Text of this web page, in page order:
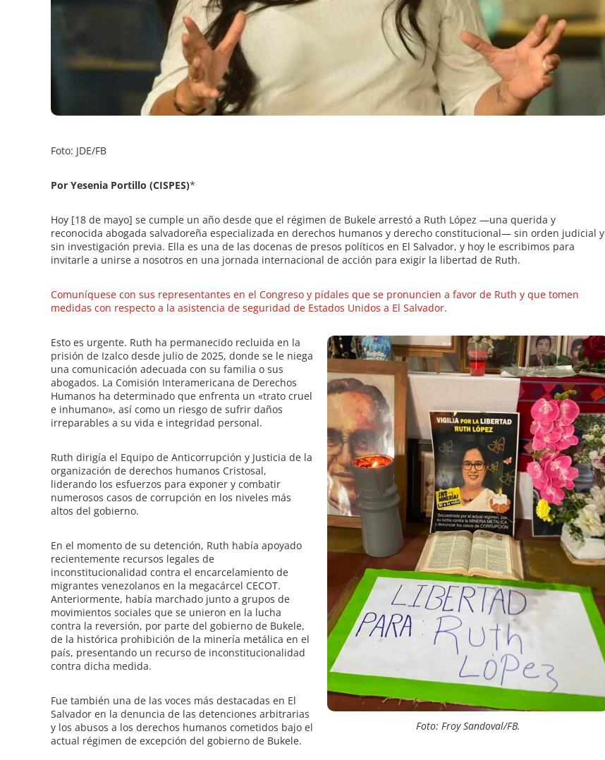
Foto: JDE/FB
Por Yesenia Portillo (CISPES)*
Hoy [18 de mayo] se cumple un año desde que el régimen de Bukele arrestó a Ruth López —una querida y
reconocida abogada salvadoreña especializada en derechos humanos y derecho constitucional— sin orden judicial y
sin investigación previa. Ella es una de las docenas de presos políticos en El Salvador, y hoy le escribimos para
invitarle a unirse a nosotros en una jornada internacional de acción para exigir la libertad de Ruth.
Comuníquese con sus representantes en el Congreso y pídales que se pronuncien a favor de Ruth y que tomen
medidas con respecto a la asistencia de seguridad de Estados Unidos a El Salvador.
Foto: Froy Sandoval/FB.
Esto es urgente. Ruth ha permanecido recluida en la
prisión de Izalco desde julio de 2025, donde se le niega
una comunicación adecuada con su familia o sus
abogados. La Comisión Interamericana de Derechos
Humanos ha determinado que enfrenta un «trato cruel
e inhumano», así como un riesgo de sufrir daños
irreparables a su vida e integridad personal.
Ruth dirigía el Equipo de Anticorrupción y Justicia de la
organización de derechos humanos Cristosal,
liderando los esfuerzos para exponer y combatir
numerosos casos de corrupción en los niveles más
altos del gobierno.
En el momento de su detención, Ruth había apoyado
recientemente recursos legales de
inconstitucionalidad contra el encarcelamiento de
migrantes venezolanos en la megacárcel CECOT.
Anteriormente, había marchado junto a grupos de
movimientos sociales que se unieron en la lucha
contra la reversión, por parte del gobierno de Bukele,
de la histórica prohibición de la minería metálica en el
país, presentando un recurso de inconstitucionalidad
contra dicha medida.
Fue también una de las voces más destacadas en El
Salvador en la denuncia de las detenciones arbitrarias
y los abusos a los derechos humanos cometidos bajo el
actual régimen de excepción del gobierno de Bukele.